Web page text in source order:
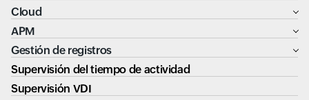
Cloud
APM
Gestión de registros
Supervisión del tiempo de actividad
Supervisión VDI